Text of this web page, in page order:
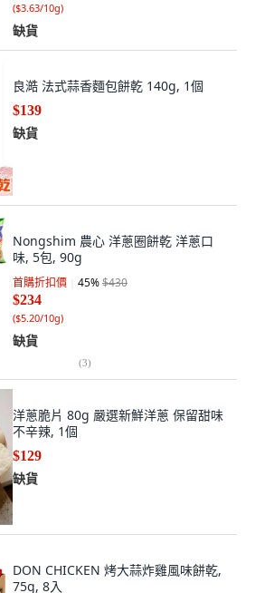
($3.63/10g)
缺貨
良澔 法式蒜香麵包餅乾 140g, 1個
$139
缺貨
Nongshim 農心 洋蔥圈餅乾 洋蔥口
味, 5包, 90g
首購折扣價 45%$430
$234
($5.20/10g)
缺貨
(3)
洋蔥脆片 80g 嚴選新鮮洋蔥 保留甜味
不辛辣, 1個
$129
缺貨
DON CHICKEN 烤大蒜炸雞風味餅乾,
75g, 8入